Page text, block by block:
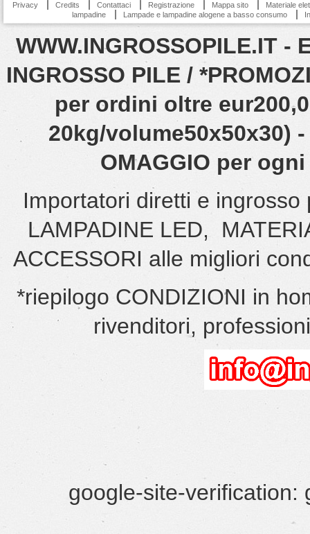
Privacy Credits Contattaci Registrazione Mappa sito
Materiale
lampadine
Lampade e lampadine alogene a basso consumo
WWW.INGROSSOPILE.IT -
INGROSSO PILE /
per ordini oltre
20kg/volume50x50x30)
OMAGGIO per
Importatori diretti e
LAMPADINE LED,
ACCESSORI alle migliori
*riepilogo CONDIZIONI in
rivenditori,
google-site-verification: